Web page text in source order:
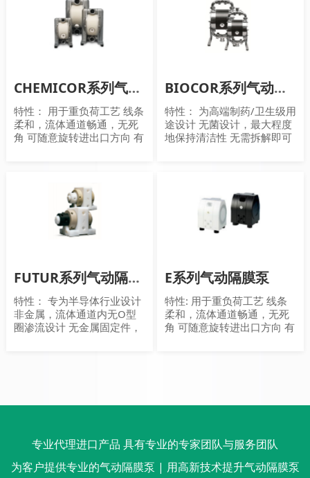
CHEMICOR系列气动隔膜泵
特性： 用于重负荷工艺 线条
柔和，流体通道畅通，无死
角 可随意旋转进出口方向 有
BIOCOR系列气动隔膜泵
特性： 为高端制药/卫生级用
途设计 无菌设计，最大程度
地保持清洁性 无需拆解即可
FUTUR系列气动隔膜泵
特性： 专为半导体行业设计
非金属，流体通道内无O型
圈渗流设计 无金属固定件，
E系列气动隔膜泵
特性: 用于重负荷工艺 线条
柔和，流体通道畅通，无死
角 可随意旋转进出口方向 有
专业代理进口产品 具有专业的专家团队与服务团队
为客户提供专业的气动隔膜泵 | 用高新技术提升气动隔膜泵